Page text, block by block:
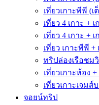
เที่ยวเกาะพีพี (เ
เที่ยว 4 เกาะ +
เที่ยว 4 เกาะ +
เที่ยว เกาะพีพี +
ทริปล่องเรือชม
เที่ยวเกาะห้อง
เที่ยวเกาะเจม
จอยน์ทริป